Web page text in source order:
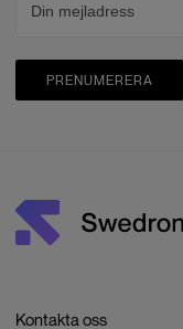
PRENUMERERA
Kontakta oss